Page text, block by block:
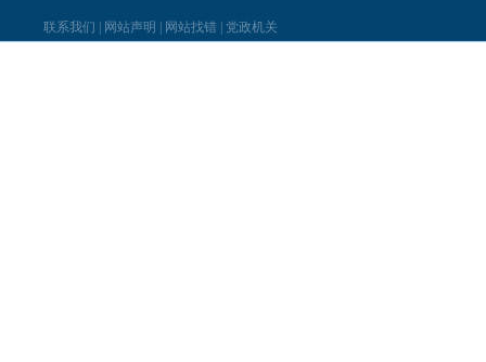
联系我们 网站声明 网站找错 党政机关